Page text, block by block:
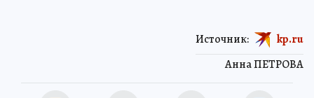
Анна ПЕТРОВА
Источник: kp.ru